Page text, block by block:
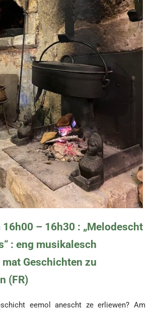
16h00 – 16h30 : „Melodescht
: eng musikalesch
Geschichten zu
(FR)
eemol anescht ze erliewen? Am